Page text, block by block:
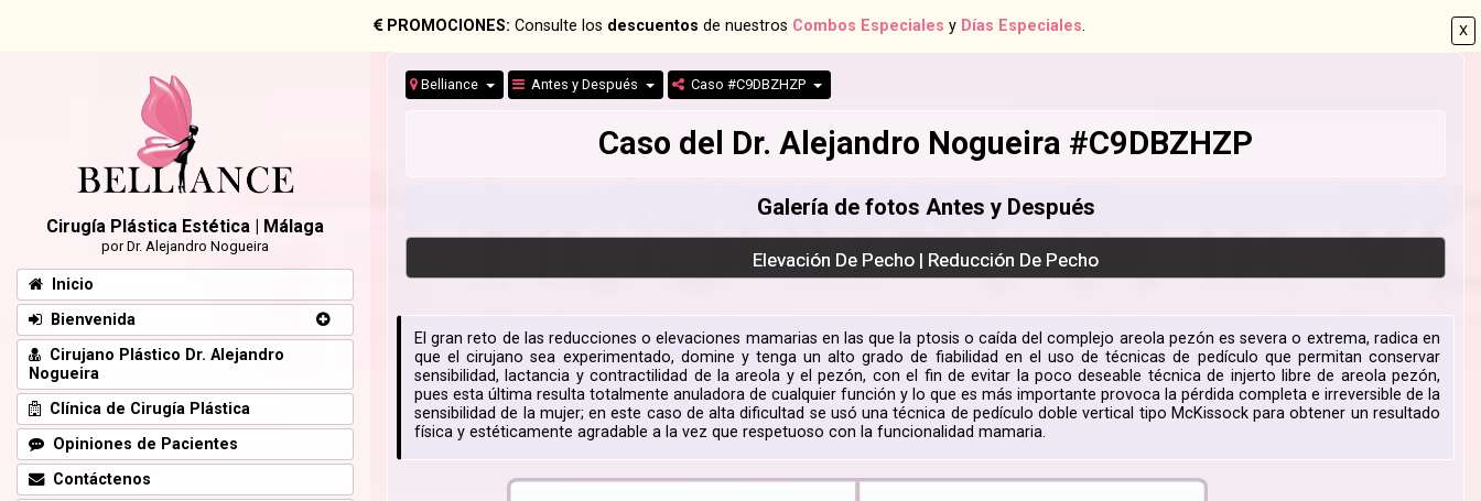
X
PROMOCIONES: Consulte los descuentos de nuestros Combos Especiales y Días Especiales.
Belliance Antes y Después Caso #C9DBZHZP
Caso del Dr. Alejandro Nogueira #C9DBZHZP
Galería de fotos Antes y Después
Elevación De Pecho | Reducción De Pecho
El gran reto de las reducciones o elevaciones mamarias en las que la ptosis o caída del complejo areola pezón es severa o extrema, radica en
que el cirujano sea experimentado, domine y tenga un alto grado de fiabilidad en el uso de técnicas de pedículo que permitan conservar
sensibilidad, lactancia y contractilidad de la areola y el pezón, con el fin de evitar la poco deseable técnica de injerto libre de areola pezón,
pues esta última resulta totalmente anuladora de cualquier función y lo que es más importante provoca la pérdida completa e irreversible de la
sensibilidad de la mujer; en este caso de alta dificultad se usó una técnica de pedículo doble vertical tipo McKissock para obtener un resultado
física y estéticamente agradable a la vez que respetuoso con la funcionalidad mamaria.
Cirugía Plástica Estética | Málaga
por Dr. Alejandro Nogueira
Inicio
Bienvenida
Cirujano Plástico Dr. Alejandro
Nogueira
Clínica de Cirugía Plástica
Opiniones de Pacientes
Contáctenos